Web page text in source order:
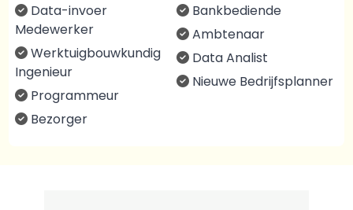
Data-invoer
Medewerker
Werktuigbouwkundig
Ingenieur
Programmeur
Bezorger
Bankbediende
Ambtenaar
Data Analist
Nieuwe Bedrijfsplanner